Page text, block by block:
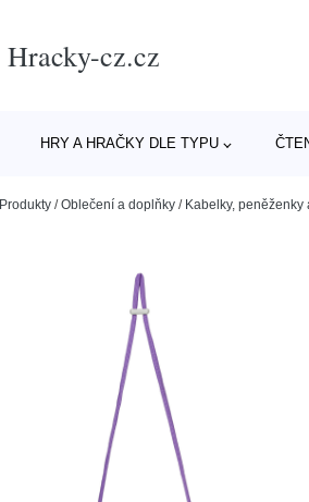
Hracky-cz.cz
HRY A HRAČKY DLE TYPU
Produkty /Oblečení a doplňky / Kabelky, peněženky